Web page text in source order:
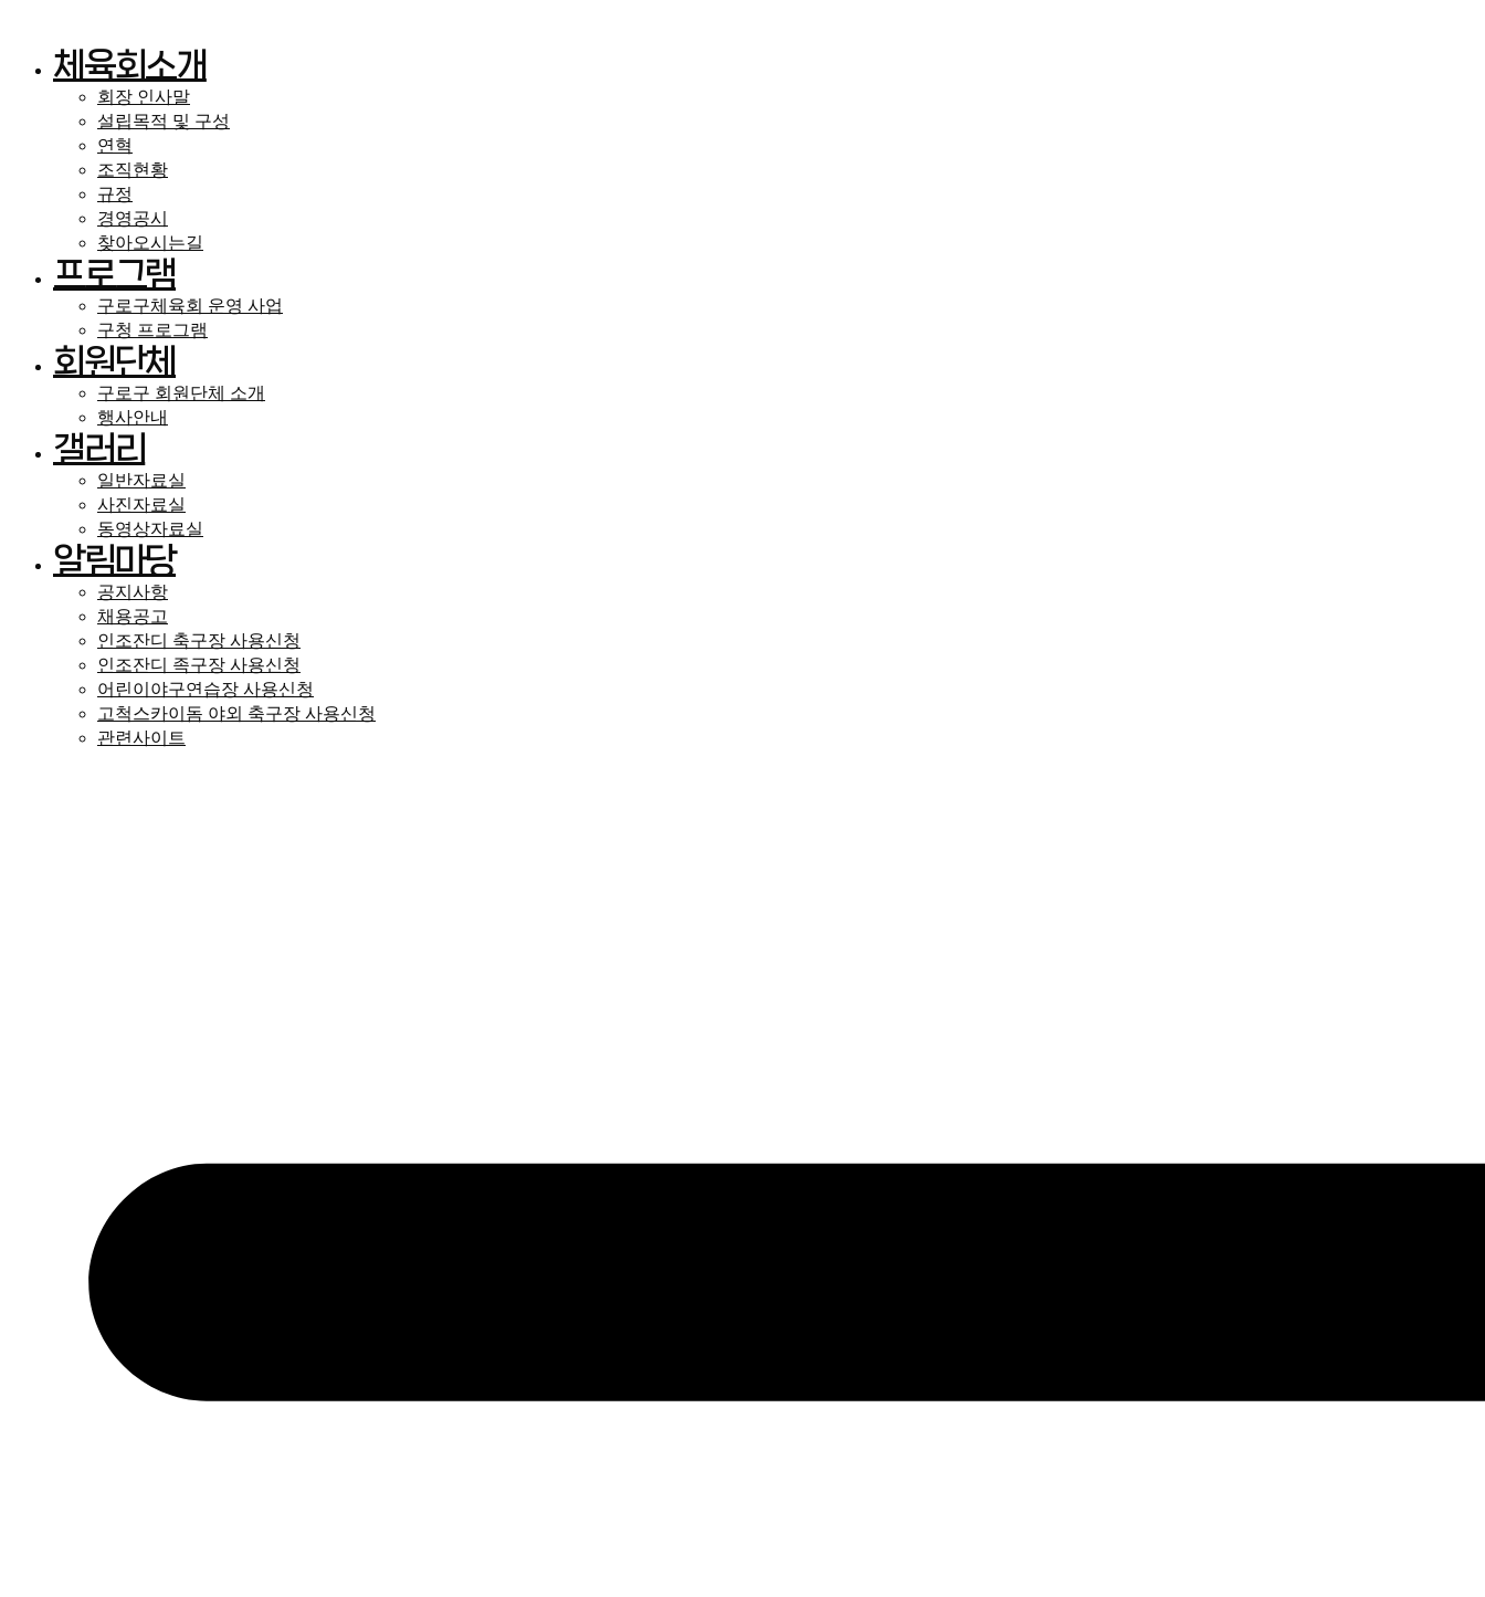
체육회소개
회장 인사말
설립목적 및 구성
연혁
조직현황
규정
경영공시
찾아오시는길
프로그램
구로구체육회 운영 사업
구청 프로그램
회원단체
구로구 회원단체 소개
행사안내
갤러리
일반자료실
사진자료실
동영상자료실
알림마당
공지사항
채용공고
인조잔디 축구장 사용신청
인조잔디 족구장 사용신청
어린이야구연습장 사용신청
고척스카이돔 야외 축구장 사용신청
관련사이트